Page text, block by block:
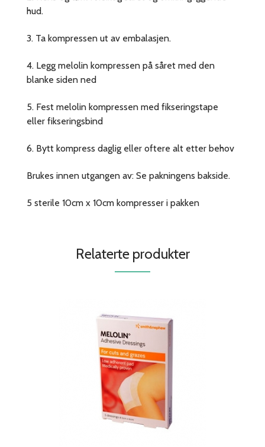
hud.
3. Ta kompressen ut av embalasjen.
4. Legg melolin kompressen på såret med den
blanke siden ned
5. Fest melolin kompressen med fikseringstape
eller fikseringsbind
6. Bytt kompress daglig eller oftere alt etter behov
Brukes innen utgangen av: Se pakningens bakside.
5 sterile 10cm x 10cm kompresser i pakken
Relaterte produkter